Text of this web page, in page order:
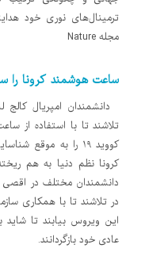
ترمینال‌های نوری خود
مجله Nature
ساعت هوشمند کرونا
دانشمندان امپریال کالج
تلاشند تا با استفاده از
کووید ۱۹ را به
کرونا نظم دنیا به هم
دانشمندان مختلف در
در تلاشند تا با همکاری
این ویروس بیابند تا شاید
عادی خود بازگردانند.